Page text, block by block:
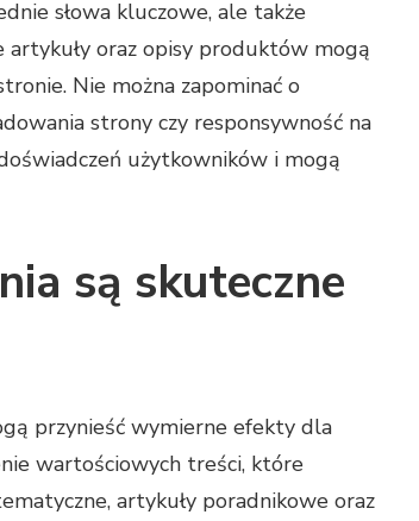
słowa kluczowe, ale także
oraz opisy produktów mogą
Nie można zapominać o
strony czy responsywność na
użytkowników i mogą
są skuteczne
przynieść wymierne efekty dla
wartościowych treści, które
artykuły poradnikowe oraz